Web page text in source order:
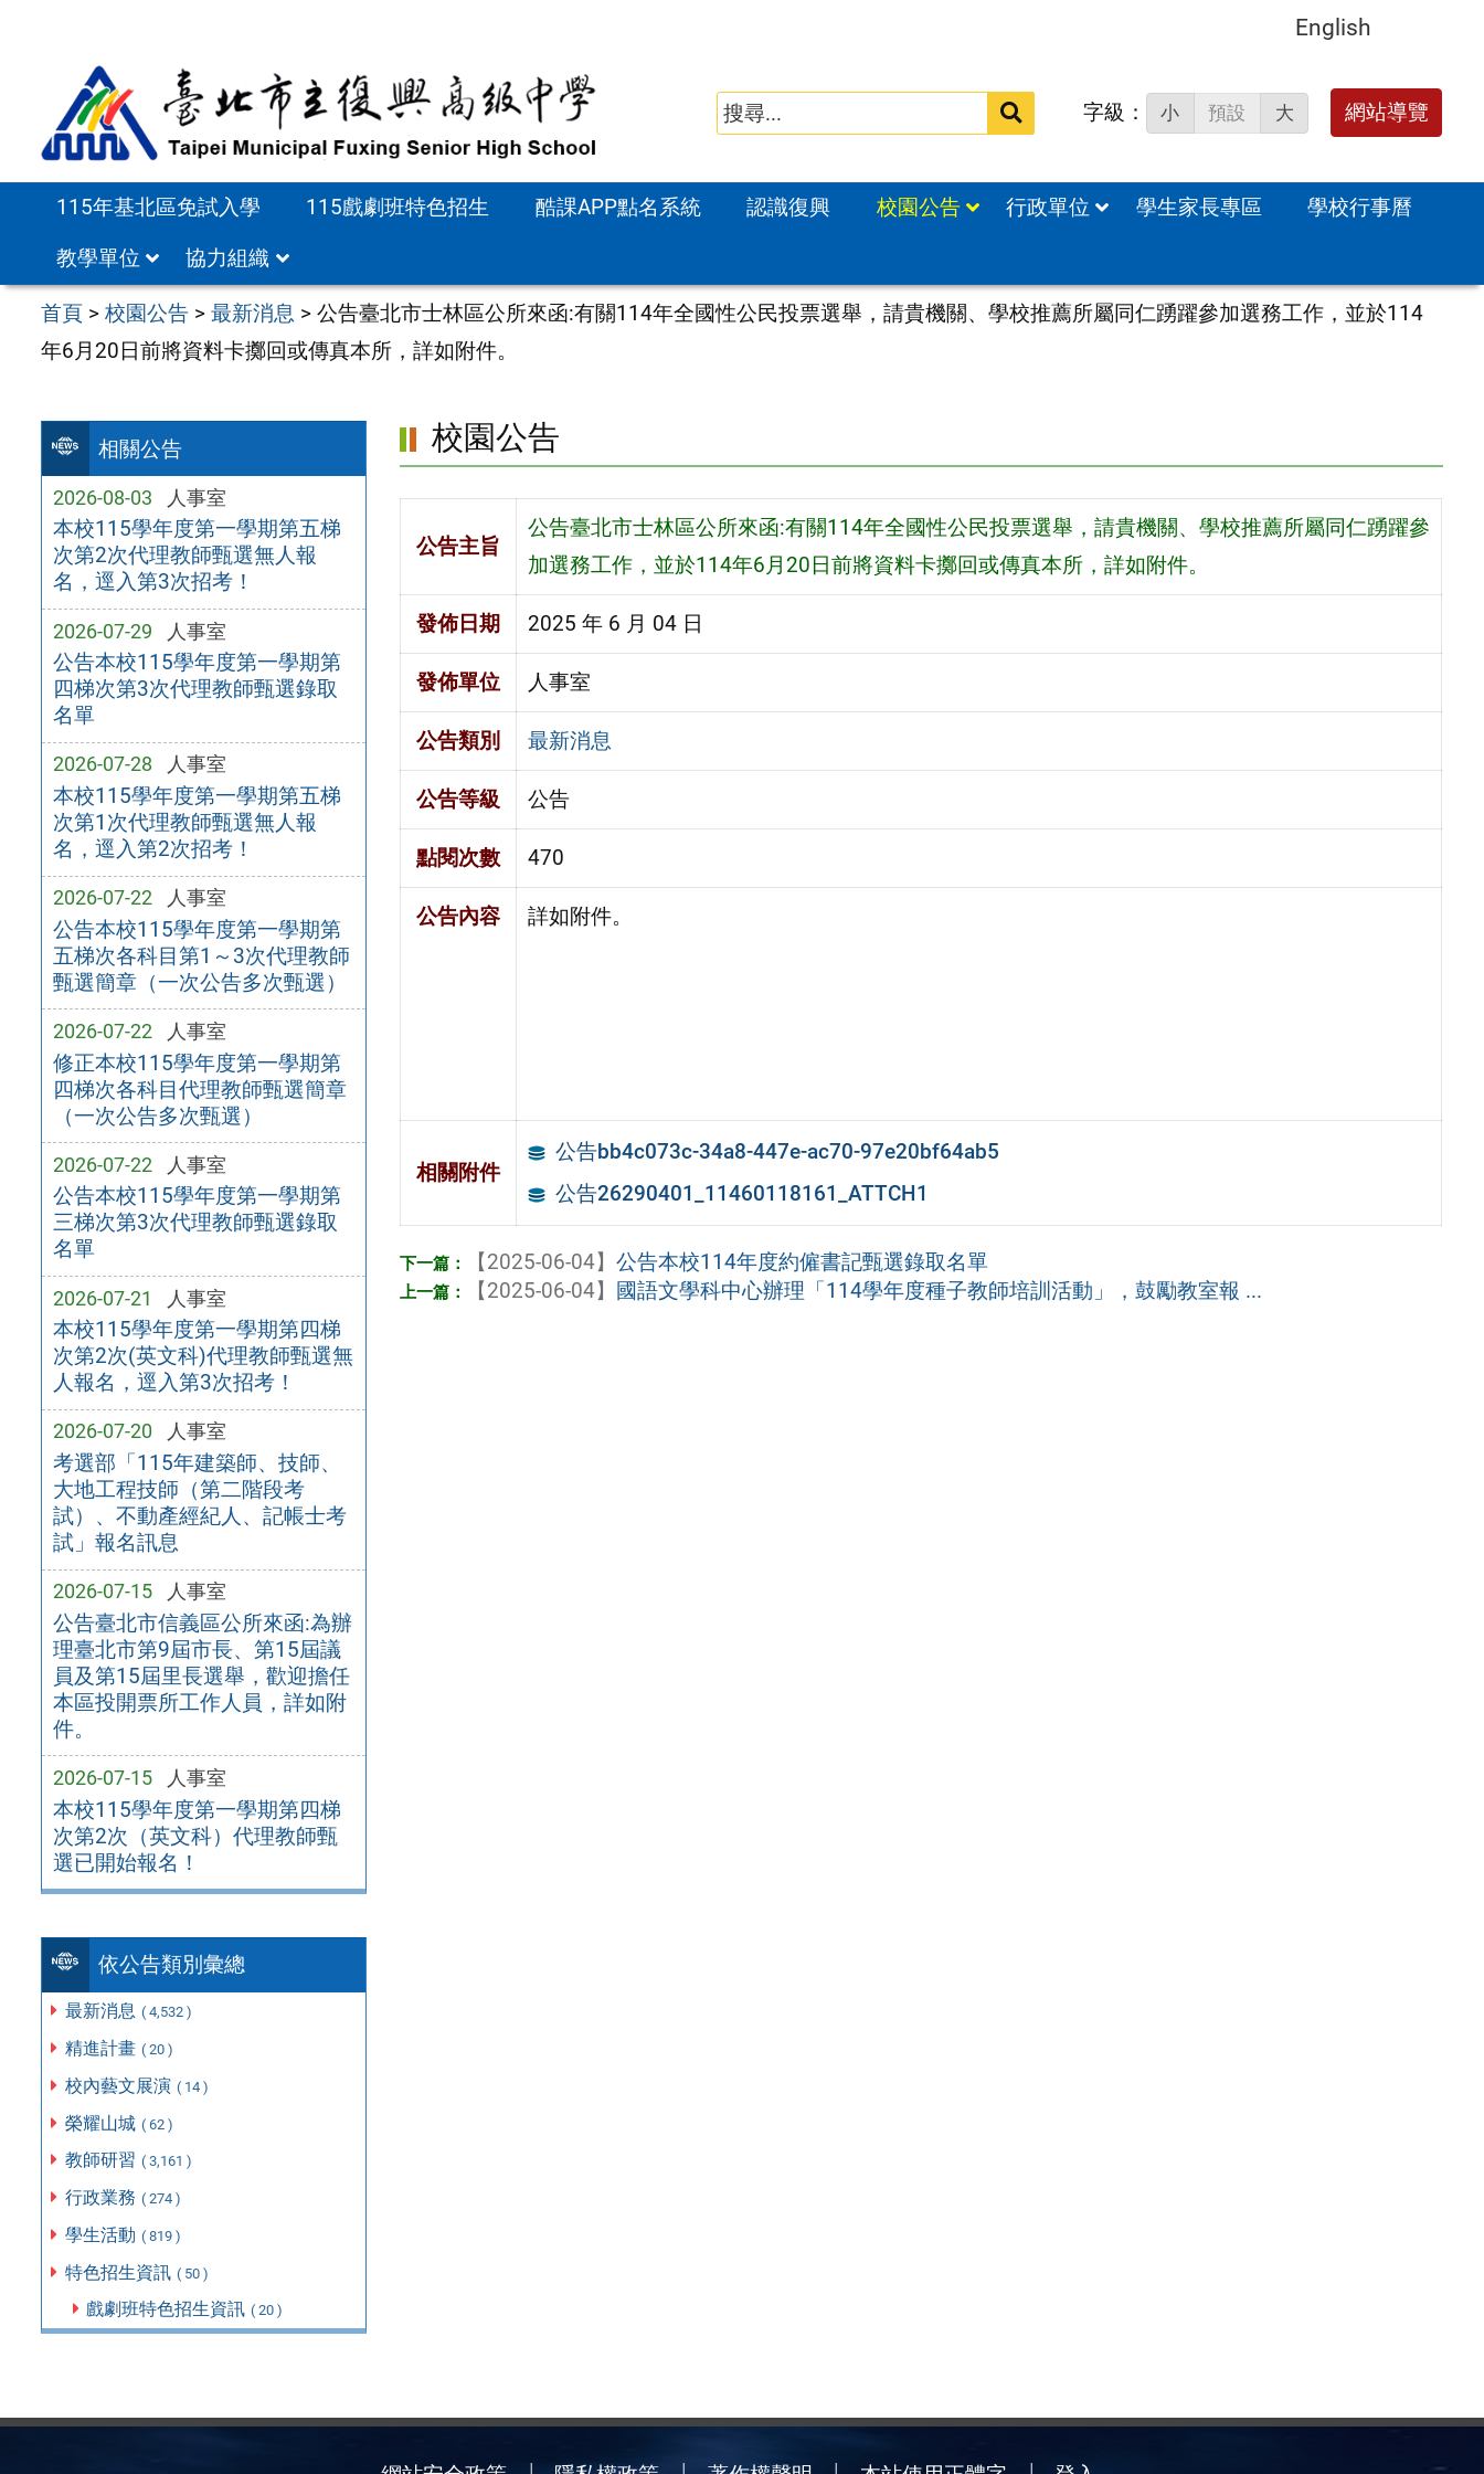
English
搜
字級： 小 預設 大 網站導覽
115年基北區免試入學 115戲劇班特色招生 酷課APP點名系統 認識復興 校園公告 行政單位 學生家長專區
學校行事曆
教學單位
協力組織
首頁 >校園公告 >最新消息 >公告臺北市士林區公所來函:有關114年全國性公民投票選舉，請貴機關、學校推薦所屬同仁踴躍參加選務工作，並於114
年6月20日前將資料卡擲回或傳真本所，詳如附件。
相關公告
2026-08-03 人事室
本校115學年度第一學期第五梯
次第2次代理教師甄選無人報
名，逕入第3次招考！
2026-07-29 人事室
公告本校115學年度第一學期第
四梯次第3次代理教師甄選錄取
名單
2026-07-28 人事室
本校115學年度第一學期第五梯
次第1次代理教師甄選無人報
名，逕入第2次招考！
2026-07-22 人事室
公告本校115學年度第一學期第
五梯次各科目第1～3次代理教師
甄選簡章（一次公告多次甄選）
2026-07-22 人事室
修正本校115學年度第一學期第
四梯次各科目代理教師甄選簡章
（一次公告多次甄選）
2026-07-22 人事室
公告本校115學年度第一學期第
三梯次第3次代理教師甄選錄取
名單
2026-07-21 人事室
本校115學年度第一學期第四梯
次第2次(英文科)代理教師甄選無
人報名，逕入第3次招考！
2026-07-20 人事室
考選部「115年建築師、技師、
大地工程技師（第二階段考
試）、不動產經紀人、記帳士考
試」報名訊息
2026-07-15 人事室
公告臺北市信義區公所來函:為辦
理臺北市第9屆市長、第15屆議
員及第15屆里長選舉，歡迎擔任
本區投開票所工作人員，詳如附
件。
2026-07-15 人事室
本校115學年度第一學期第四梯
次第2次（英文科）代理教師甄
選已開始報名！
依公告類別彙總
最新消息 ( 4,532 )
精進計畫 ( 20 )
校內藝文展演 ( 14 )
榮耀山城 ( 62 )
教師研習 ( 3,161 )
行政業務 ( 274 )
學生活動 ( 819 )
特色招生資訊 ( 50 )
戲劇班特色招生資訊 ( 20 )
校園公告
公告主旨
公告臺北市士林區公所來函:有關114年全國性公民投票選舉，請貴機關、學校推薦所屬同仁踴躍參
加選務工作，並於114年6月20日前將資料卡擲回或傳真本所，詳如附件。
發佈日期 2025 年 6 月 04 日
發佈單位 人事室
公告類別 最新消息
公告等級 公告
點閱次數 470
公告內容 詳如附件。
相關附件
公告bb4c073c-34a8-447e-ac70-97e20bf64ab5
公告26290401_11460118161_ATTCH1
【2025-06-04】公告本校114年度約僱書記甄選錄取名單
【2025-06-04】 國語文學科中心辦理「114學年度種子教師培訓活動」，鼓勵教室報 ...